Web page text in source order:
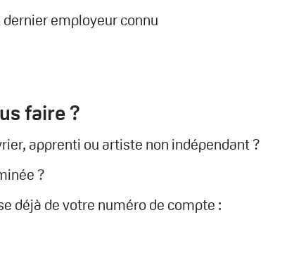
dernier employeur connu
faire ?
apprenti ou artiste non indépendant ?
?
déjà de votre numéro de compte :